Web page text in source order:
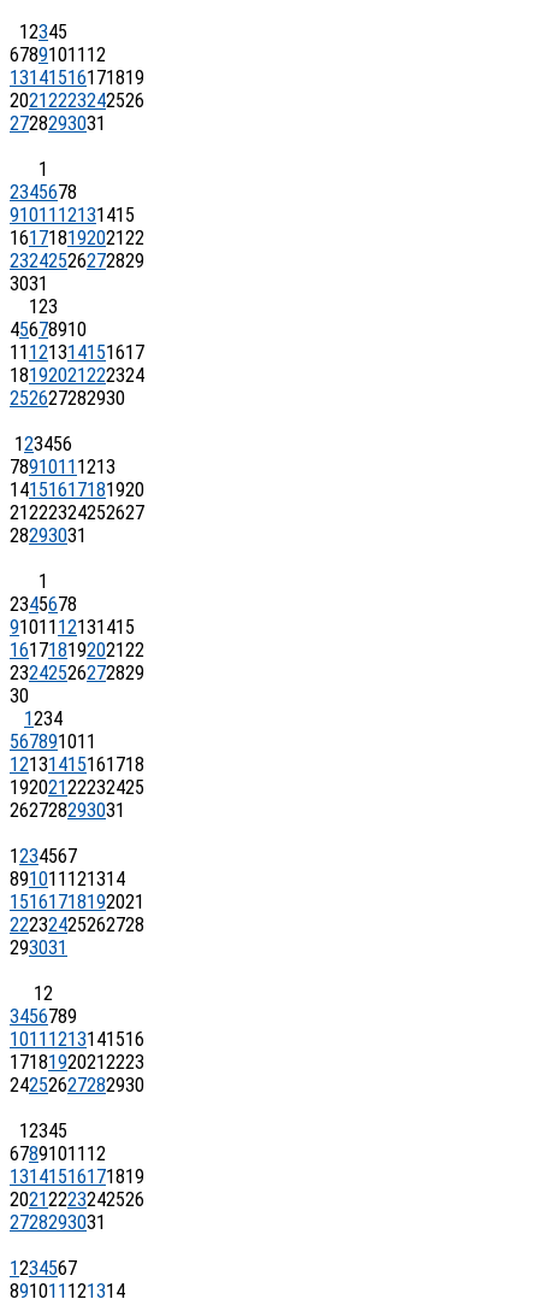
12345
67891011 12
13141516171819
20212223242526
2728293031
1
2345678
91011 12131415
16171819202122
23242526272829
3031
123
45678910
11 121314151617
18192021222324
252627282930
123456
7891011 1213
14151617181920
21222324252627
28293031
1
2345678
91011 12131415
16171819202122
23242526272829
30
1234
567891011
12131415161718
19202122232425
262728293031
1234567
891011 121314
15161718192021
22232425262728
293031
12
3456789
1011 1213141516
17181920212223
24252627282930
12345
67891011 12
13141516171819
20212223242526
2728293031
1234567
891011 121314